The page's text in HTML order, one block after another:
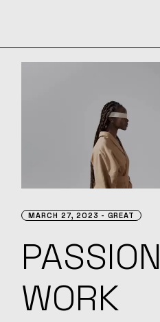
MARCH 27, 2023 GREAT
PASSION
WORK